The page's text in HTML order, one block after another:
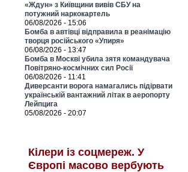
«Ждун» з Київщини вивів СБУ на
потужний наркокартель
06/08/2026 - 15:06
Бомба в автівці відправила в реанімацію
творця російського «Упиря»
06/08/2026 - 13:47
Бомба в Москві убила зятя командувача
Повітряно-космічних сил Росії
06/08/2026 - 11:41
Диверсанти ворога намагались підірвати
українській вантажний літак в аеропорту
Лейпцига
05/08/2026 - 20:07
Кілери із соцмереж. У
Європі масово вербують